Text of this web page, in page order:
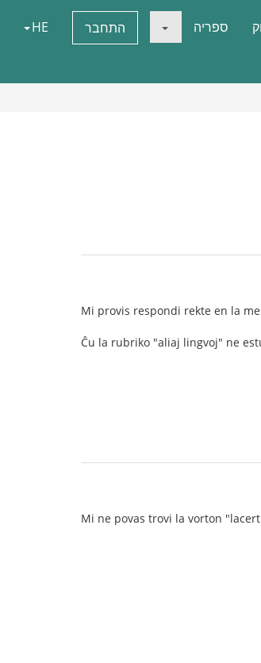
ספריה התחבר HE
Mi provis respondi rekte en la
Ĉu la rubriko "aliaj lingvoj" ne
Mi ne povas trovi la vorton